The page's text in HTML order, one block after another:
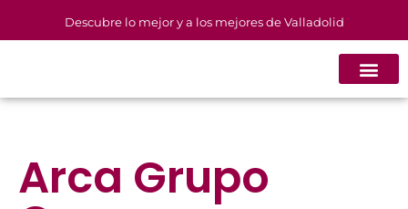
Descubre lo mejor y a los mejores de Valladolid
Arca Grupo